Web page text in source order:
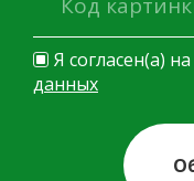
Я согласен(а) на
данных